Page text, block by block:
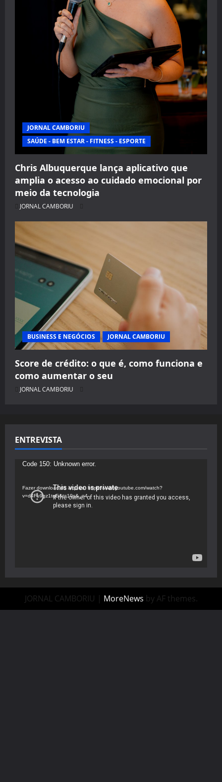
JORNAL CAMBORIU
SAÚDE - BEM ESTAR - FITNESS - ESPORTE
Chris Albuquerque lança aplicativo que
amplia o acesso ao cuidado emocional por
meio da tecnologia
JORNAL CAMBORIU
BUSINESS E NEGÓCIOS JORNAL CAMBORIU
Score de crédito: o que é, como funciona e
como aumentar o seu
JORNAL CAMBORIU
ENTREVISTA
Tocador
vídeo
Code 150: Unknown error.
Fazer download do arquivo: https://www.youtube.com/watch?
v=d4Fu9gz1tqE&t=19s&_=4
JORNAL CAMBORIU | MoreNews by AF themes.